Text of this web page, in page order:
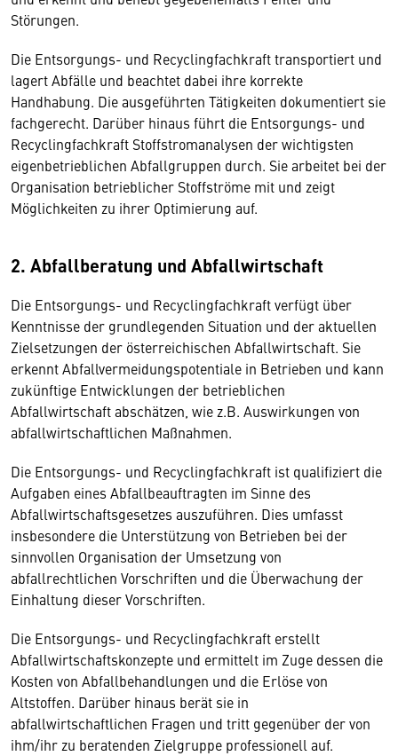
Störungen.
Die Entsorgungs- und Recyclingfachkraft transportiert und
lagert Abfälle und beachtet dabei ihre korrekte
Handhabung. Die ausgeführten Tätigkeiten dokumentiert sie
fachgerecht. Darüber hinaus führt die Entsorgungs- und
Recyclingfachkraft Stoffstromanalysen der wichtigsten
eigenbetrieblichen Abfallgruppen durch. Sie arbeitet bei der
Organisation betrieblicher Stoffströme mit und zeigt
Möglichkeiten zu ihrer Optimierung auf.
2. Abfallberatung und Abfallwirtschaft
Die Entsorgungs- und Recyclingfachkraft verfügt über
Kenntnisse der grundlegenden Situation und der aktuellen
Zielsetzungen der österreichischen Abfallwirtschaft. Sie
erkennt Abfallvermeidungspotentiale in Betrieben und kann
zukünftige Entwicklungen der betrieblichen
Abfallwirtschaft abschätzen, wie z.B. Auswirkungen von
abfallwirtschaftlichen Maßnahmen.
Die Entsorgungs- und Recyclingfachkraft ist qualifiziert die
Aufgaben eines Abfallbeauftragten im Sinne des
Abfallwirtschaftsgesetzes auszuführen. Dies umfasst
insbesondere die Unterstützung von Betrieben bei der
sinnvollen Organisation der Umsetzung von
abfallrechtlichen Vorschriften und die Überwachung der
Einhaltung dieser Vorschriften.
Die Entsorgungs- und Recyclingfachkraft erstellt
Abfallwirtschaftskonzepte und ermittelt im Zuge dessen die
Kosten von Abfallbehandlungen und die Erlöse von
Altstoffen. Darüber hinaus berät sie in
abfallwirtschaftlichen Fragen und tritt gegenüber der von
ihm/ihr zu beratenden Zielgruppe professionell auf.